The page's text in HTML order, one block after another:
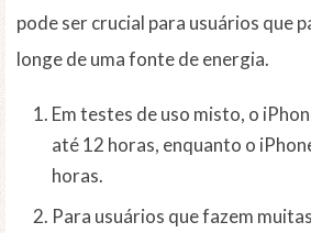
pode ser crucial para usuários que
longe de uma fonte de energia.
Em testes de uso misto, o
até 12 horas, enquanto o
horas.
Para usuários que fazem